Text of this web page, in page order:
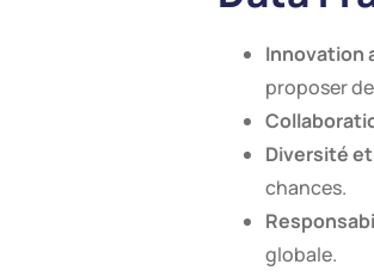
Innovation
proposer
Diversité
chances.
globale.